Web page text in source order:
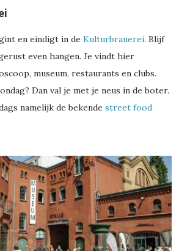
en eindigt in de Kulturbrauerei. Blijf
even hangen. Je vindt hier
museum, restaurants en clubs.
Dan val je met je neus in de boter.
namelijk de bekende street food